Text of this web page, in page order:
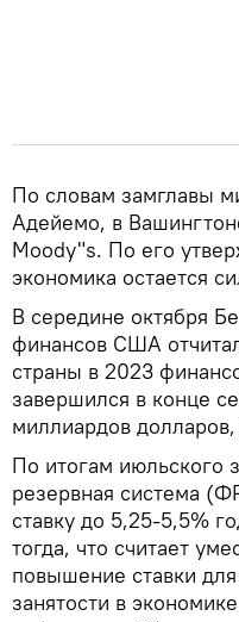
По словам замглавы
Адейемо, в
Moody"s. По его
экономика остается
В середине октября
финансов США
страны в 2023
завершился в конце
миллиардов
По итогам июльского
резервная система
ставку до 5,25-5,5%
тогда, что считает
повышение ставки
занятости в